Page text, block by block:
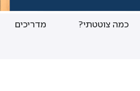
כמה צוטטתי? מדריכים